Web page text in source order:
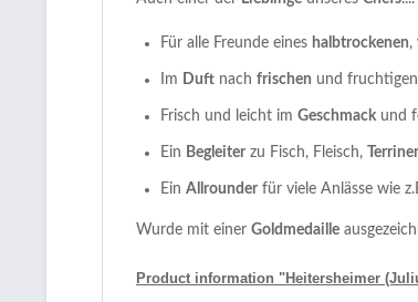
Für alle Freunde eines halbtrockenen,
Im Duft nach frischen und fruchtigen
Frisch und leicht im Geschmackund
Ein Begleiter zu Fisch, Fleisch,
Ein Allrounder für viele Anlässe wie
Wurde mit einer Goldmedaille
Product information "Heitersheimer